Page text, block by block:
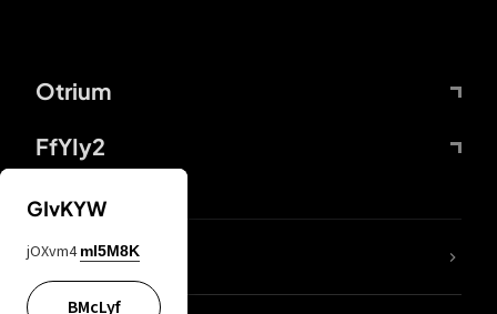
Otrium
FfYIy2
DDcvSo
GIvKYW
jOXvm4 mI5M8K
BMcLyf